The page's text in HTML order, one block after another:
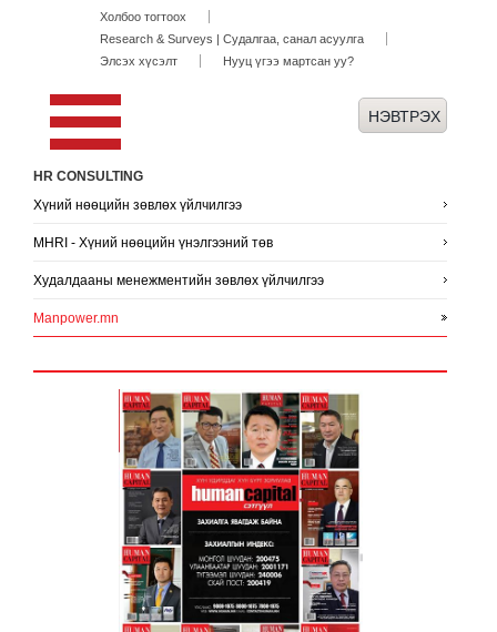
Холбоо тогтоох
Research & Surveys | Судалгаа, санал асуулга
Элсэх хүсэлт
Нууц үгээ мартсан уу?
HR CONSULTING
Хүний нөөцийн зөвлөх үйлчилгээ
MHRI - Хүний нөөцийн үнэлгээний төв
Худалдааны менежментийн зөвлөх үйлчилгээ
Manpower.mn